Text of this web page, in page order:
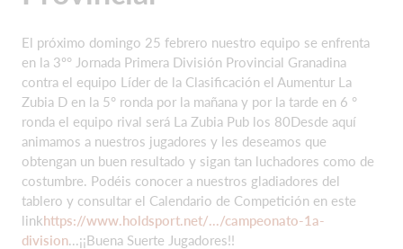
El próximo domingo 25 febrero nuestro equipo se enfrenta
en la 3º° Jornada Primera División Provincial Granadina
contra el equipo Líder de la Clasificación el Aumentur La
Zubia D en la 5° ronda por la mañana y por la tarde en 6 °
ronda el equipo rival será La Zubia Pub los 80Desde aquí
animamos a nuestros jugadores y les deseamos que
obtengan un buen resultado y sigan tan luchadores como de
costumbre. Podéis conocer a nuestros gladiadores del
tablero y consultar el Calendario de Competición en este
linkhttps://www.holdsport.net/.../campeonato-1a-
division ...¡¡Buena Suerte Jugadores!!